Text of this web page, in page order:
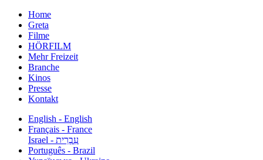
Home
Greta
Filme
HÖRFILM
Mehr Freizeit
Branche
Kinos
Presse
Kontakt
English - English
Français - France
עִבְרִית - Israel
Português - Brazil